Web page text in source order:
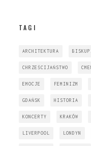
TAGI
ARCHITEKTURA
CHRZEŚCIJAŃSTWO
EMOCJE FEMINIZM
GDAŃSK HISTORIA
KONCERTY KRAKÓW
LIVERPOOL LONDYN